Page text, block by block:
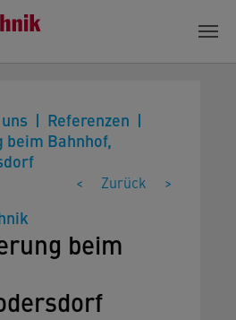
Referenzen
beim Bahnhof,
< Zurück >
beim